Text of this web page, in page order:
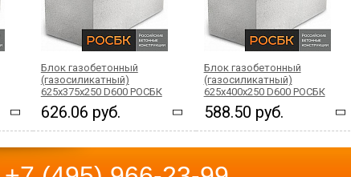
Блок газобетонный
(газосиликатный)
625x375x250 D600 РОСБК
626.06 руб.
Блок газобетонный
(газосиликатный)
625x400x250 D600 РОСБК
588.50 руб.